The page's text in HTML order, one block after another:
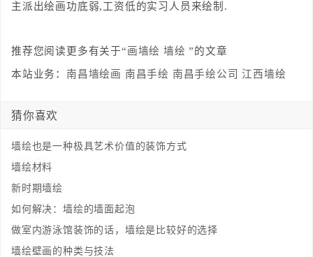
主派出绘画功底弱,工资低的实习人员来绘制.
推荐您阅读更多有关于“画墙绘 墙绘 ”的文章
本站业务： 南昌墙绘画 南昌手绘 南昌手绘公司 江西墙绘
猜你喜欢
墙绘也是一种极具艺术价值的装饰方式
墙绘材料
新时期墙绘
如何解决：墙绘的墙面起泡
做室内游泳馆装饰的话，墙绘是比较好的选择
墙绘壁画的种类与技法